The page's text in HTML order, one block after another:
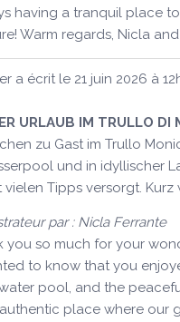
having a tranquil place
Warm regards, Nicla
a écrit le 21 juin 2026 à
URLAUB IM TRULLO DI
zu Gast im Trullo
und in idyllischer
Tipps versorgt.
par : Nicla Ferrante
you so much for your
to know that you
pool, and the
place where our